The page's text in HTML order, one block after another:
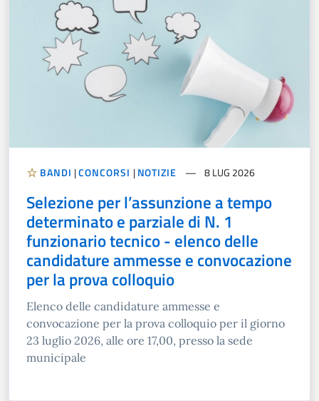
BANDI |CONCORSI |NOTIZIE 8 LUG 2026
Selezione per l’assunzione a tempo
determinato e parziale di N. 1
funzionario tecnico - elenco delle
candidature ammesse e convocazione
per la prova colloquio
Elenco delle candidature ammesse e
convocazione per la prova colloquio per il giorno
23 luglio 2026, alle ore 17,00, presso la sede
municipale